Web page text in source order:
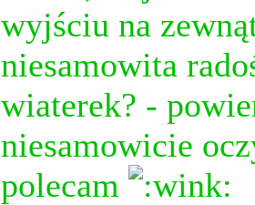
wyjściu na
niesamowita
wiaterek? -
niesamowicie
polecam